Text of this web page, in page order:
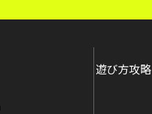
遊び方攻略